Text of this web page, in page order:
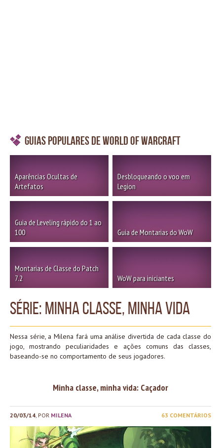
Guias Populares de World of Warcraft
Aparências Ocultas de
Artefatos
Desbloqueando o voo em
Legion
Guia de Leveling rápido do 1 ao
100
Guia de Montarias do WoW
Montarias de Classe do Patch
7.2
WoW para iniciantes
Série: Minha Classe, Minha Vida
Nessa série, a Milena fará uma análise divertida de cada classe do
jogo, mostrando peculiaridades e ações comuns das classes,
baseando-se no comportamento de seus jogadores.
Minha classe, minha vida: Caçador
20/03/14, POR MILENA 63 COMENTÁRIOS